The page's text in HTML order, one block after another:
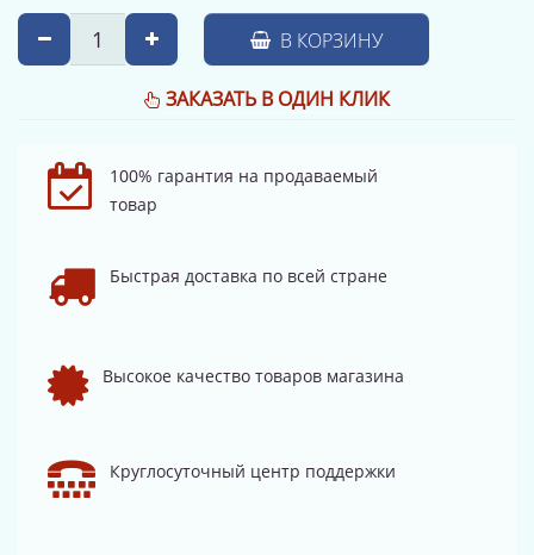
В КОРЗИНУ
ЗАКАЗАТЬ В ОДИН КЛИК
100% гарантия на продаваемый
товар
Быстрая доставка по всей стране
Высокое качество товаров магазина
Круглосуточный центр поддержки